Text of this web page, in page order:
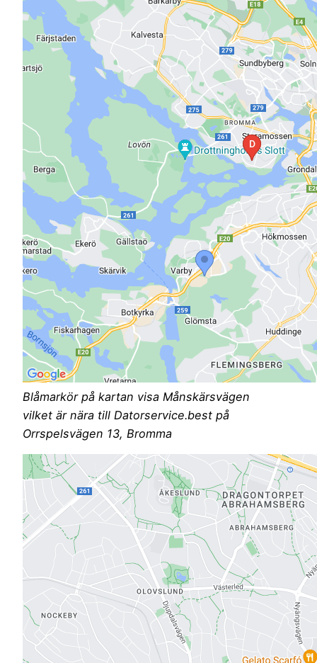
Blåmarkör på kartan visa Månskärsvägen
vilket är nära till Datorservice.best på
Orrspelsvägen 13, Bromma